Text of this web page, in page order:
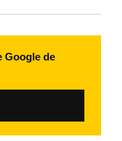
Google de